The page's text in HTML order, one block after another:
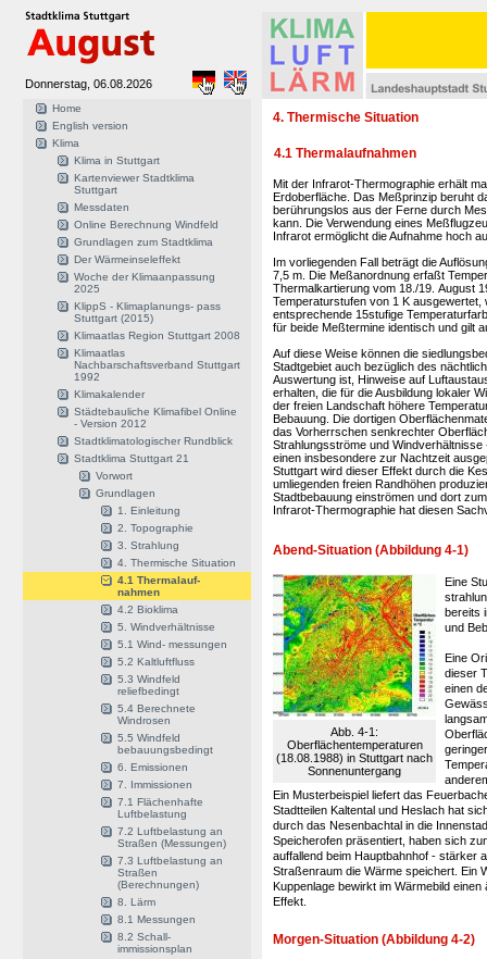
Donnerstag, 06.08.2026
Home
English version
Klima
Klima in Stuttgart
Kartenviewer Stadtklima
Stuttgart
Messdaten
Online Berechnung Windfeld
Grundlagen zum Stadtklima
Der Wärmeinseleffekt
Woche der Klimaanpassung
2025
KlippS - Klimaplanungs- pass
Stuttgart (2015)
Klimaatlas Region Stuttgart 2008
Klimaatlas
Nachbarschaftsverband Stuttgart
1992
Klimakalender
Städtebauliche Klimafibel Online
- Version 2012
Stadtklimatologischer Rundblick
Stadtklima Stuttgart 21
Vorwort
Grundlagen
1. Einleitung
2. Topographie
3. Strahlung
4. Thermische Situation
4.1 Thermalauf-
nahmen
4.2 Bioklima
5. Windverhältnisse
5.1 Wind- messungen
5.2 Kaltluftfluss
5.3 Windfeld
reliefbedingt
5.4 Berechnete
Windrosen
5.5 Windfeld
bebauungsbedingt
6. Emissionen
7. Immissionen
7.1 Flächenhafte
Luftbelastung
7.2 Luftbelastung an
Straßen (Messungen)
7.3 Luftbelastung an
Straßen
(Berechnungen)
8. Lärm
8.1 Messungen
8.2 Schall-
immissionsplan
4. Thermische Situation
4.1 Thermalaufnahmen
Mit der Infrarot-Thermographie erhält
Erdoberfläche. Das Meßprinzip beruht
berührungslos aus der Ferne durch
kann. Die Verwendung eines
Infrarot ermöglicht die Aufnahme hoch
Im vorliegenden Fall beträgt die
7,5 m. Die Meßanordnung erfaßt
Thermalkartierung vom 18./19. August
Temperaturstufen von 1 K ausgewertet,
entsprechende 15stufige
für beide Meßtermine identisch und gilt
Auf diese Weise können die
Stadtgebiet auch bezüglich des
Auswertung ist, Hinweise auf
erhalten, die für die Ausbildung lokaler
der freien Landschaft höhere
Bebauung. Die dortigen
das Vorherrschen senkrechter
Strahlungsströme und
einen insbesondere zur Nachtzeit
Stuttgart wird dieser Effekt durch die
umliegenden freien Randhöhen
Stadtbebauung einströmen und dort
Infrarot-Thermographie hat diesen
Abend-Situation (Abbildung 4-1)
Abb. 4-1:
Oberflächentemperaturen
(18.08.1988) in Stuttgart nach
Sonnenuntergang
Eine
bereits
und
Eine
dieser
einen
Ein Musterbeispiel liefert das
Stadtteilen Kaltental und Heslach hat
durch das Nesenbachtal in die
Speicherofen präsentiert, haben sich
auffallend beim Hauptbahnhof - stärker
Straßenraum die Wärme speichert. Ein
Kuppenlage bewirkt im Wärmebild
Effekt.
Morgen-Situation (Abbildung 4-2)